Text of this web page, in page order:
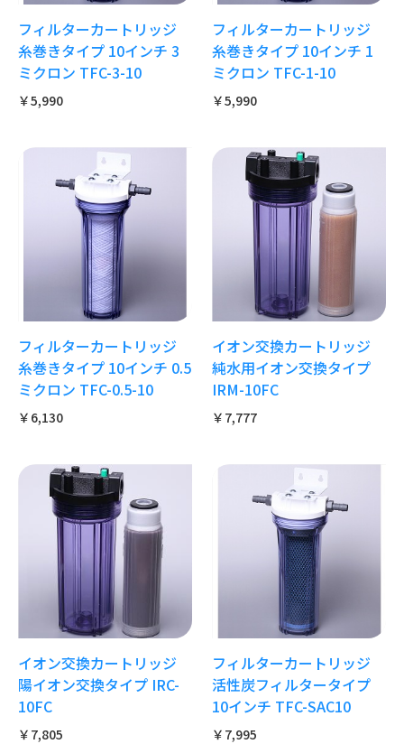
フィルターカートリッジ
糸巻きタイプ 10インチ 3
ミクロン TFC-3-10
￥5,990
フィルターカートリッジ
糸巻きタイプ 10インチ 1
ミクロン TFC-1-10
￥5,990
フィルターカートリッジ
糸巻きタイプ 10インチ 0.5
ミクロン TFC-0.5-10
￥6,130
イオン交換カートリッジ
純水用イオン交換タイプ
IRM-10FC
￥7,777
イオン交換カートリッジ
陽イオン交換タイプ IRC-
10FC
￥7,805
フィルターカートリッジ
活性炭フィルタータイプ
10インチ TFC-SAC10
￥7,995